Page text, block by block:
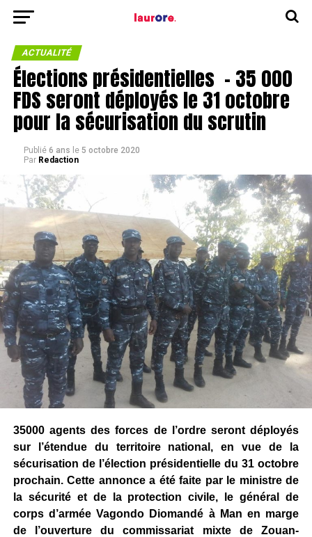
ACTUALITÉ
Élections présidentielles – 35 000
FDS seront déployés le 31 octobre
pour la sécurisation du scrutin
Publié 6 ans le 5 octobre 2020
Par Redaction
35000 agents des forces de l’ordre seront déployés
sur l’étendue du territoire national, en vue de la
sécurisation de l’élection présidentielle du 31 octobre
prochain. Cette annonce a été faite par le ministre de
la sécurité et de la protection civile, le général de
corps d’armée Vagondo Diomandé à Man en marge
de l’ouverture du commissariat mixte de Zouan-